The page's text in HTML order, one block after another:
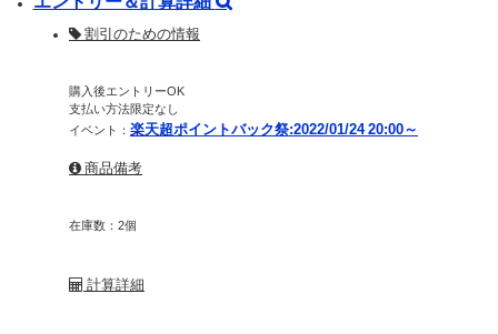
割引のための情報
購入後エントリーOK
支払い方法限定なし
イベント： 楽天超ポイントバック祭:2022/01/24 20:00～
商品備考
在庫数：2個
計算詳細